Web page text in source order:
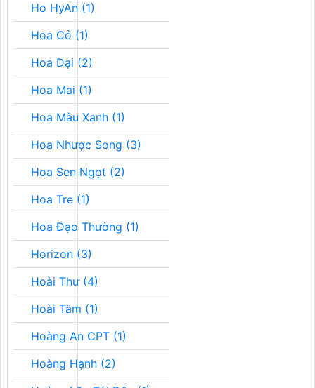
Ho HyAn (1)
Hoa Cỏ (1)
Hoa Dại (2)
Hoa Mai (1)
Hoa Màu Xanh (1)
Hoa Nhược Song (3)
Hoa Sen Ngọt (2)
Hoa Tre (1)
Hoa Đạo Thường (1)
Horizon (3)
Hoài Thư (4)
Hoài Tâm (1)
Hoàng An CPT (1)
Hoàng Hạnh (2)